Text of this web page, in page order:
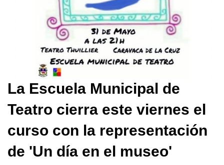
La Escuela Municipal de
Teatro cierra este viernes el
curso con la representación
de 'Un día en el museo'